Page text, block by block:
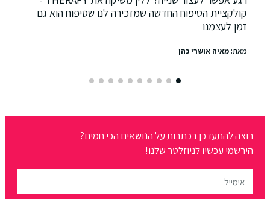
קולקציית הטיפוח החדשה שמזכירה לנו שטיפוח הוא גם
זמן לעצמנו
מאת:מאיה אושרי כהן
רוצה להתעדכן בכתבות על הנושאים הכי חמים?
הירשמי עכשיו לניוזלטר שלנו!